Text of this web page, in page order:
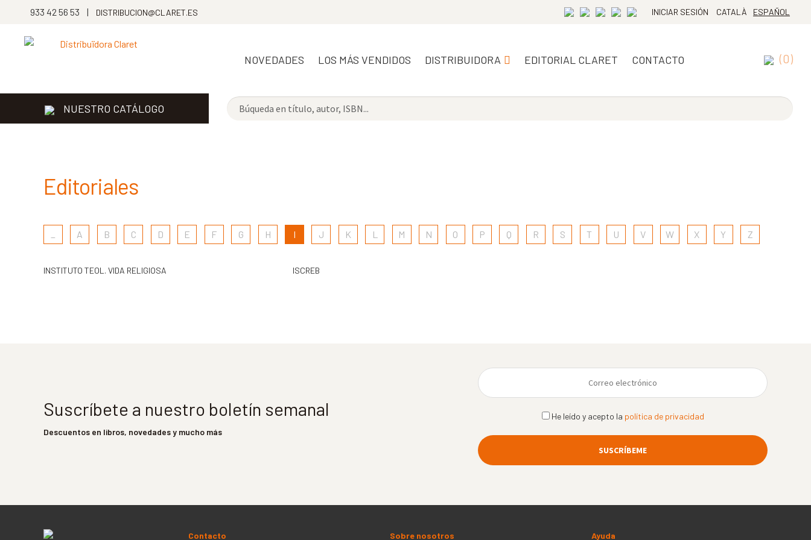
933 42 56 53 | DISTRIBUCION@CLARET.ES INICIAR SESIÓN CATALÀ ESPAÑOL
NOVEDADES LOS MÁS VENDIDOS DISTRIBUIDORA EDITORIAL CLARET CONTACTO (0)
NUESTRO CATÁLOGO
Editoriales
A B C D E F G H I J K L M N O P Q R S T U V W X Y Z
INSTITUTO TEOL. VIDA RELIGIOSA ISCREB
Suscríbete a nuestro boletín semanal
Descuentos en libros, novedades y mucho más
He leído y acepto la política de privacidad
Contacto Sobre nosotros Ayuda